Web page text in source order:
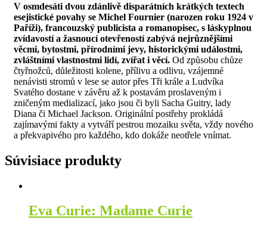
V osmdesáti dvou zdánlivě disparátních krátkých textech
esejistické povahy se Michel Fournier (narozen roku 1924 v
Paříži), francouzský publicista a romanopisec, s láskyplnou
zvídavostí a žasnoucí otevřeností zabývá nejrůznějšími
věcmi, bytostmi, přírodními jevy, historickými událostmi,
zvláštními vlastnostmi lidí, zvířat i věcí. Od způsobu chůze
čtyřnožců, důležitosti kolene, přílivu a odlivu, vzájemné
nenávisti stromů v lese se autor přes Tři krále a Ludvíka
Svatého dostane v závěru až k postavám proslaveným i
zničeným medializací, jako jsou či byli Sacha Guitry, lady
Diana či Michael Jackson. Originální postřehy prokládá
zajímavými fakty a vytváří pestrou mozaiku světa, vždy nového
a překvapivého pro každého, kdo dokáže neotřele vnímat.
Súvisiace produkty
Eva Curie: Madame Curie